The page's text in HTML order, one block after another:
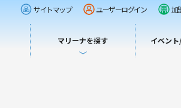
サイトマップ ユーザーログイン 加
マリーナを探す イベン